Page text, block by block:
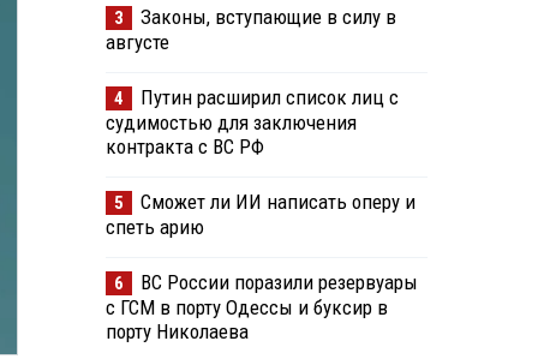
3
Законы, вступающие в силу в
августе
4
Путин расширил список лиц с
судимостью для заключения
контракта с ВС РФ
5
Сможет ли ИИ написать оперу и
спеть арию
6
ВС России поразили резервуары
с ГСМ в порту Одессы и буксир в
порту Николаева